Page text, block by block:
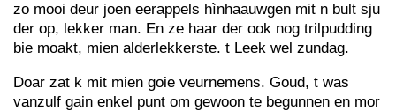
zo mooi deur joen eerappels hìnhaauwgen mit n bult sju
der op, lekker man. En ze haar der ook nog trilpudding
bie moakt, mien alderlekkerste. t Leek wel zundag.
Doar zat k mit mien goie veurnemens. Goud, t was
vanzulf gain enkel punt om gewoon te begunnen en mor